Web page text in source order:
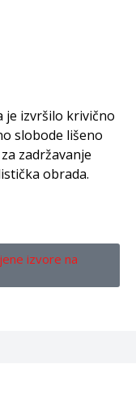
je izvršilo krivično
slobode lišeno
zadržavanje
obrada.
izvore na